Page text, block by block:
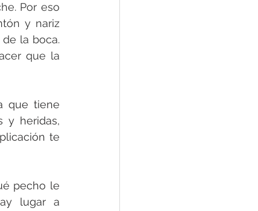
Por eso
y nariz
la boca.
que la
que tiene
y heridas,
te
pecho le
lugar a